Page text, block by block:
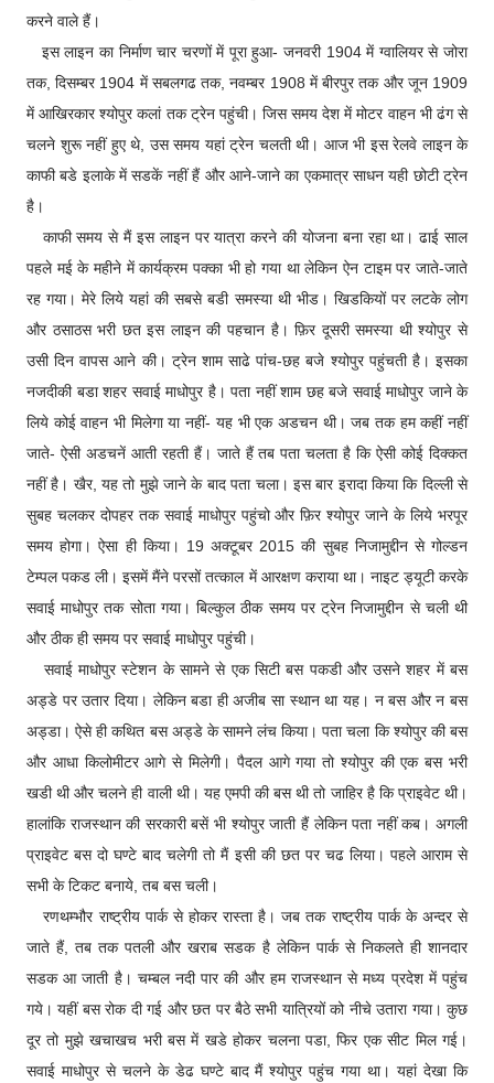
करने वाले हैं।
इस लाइन का निर्माण चार चरणों में पूरा हुआ- जनवरी 1904 में ग्वालियर से जोरा
तक, दिसम्बर 1904 में सबलगढ तक, नवम्बर 1908 में बीरपुर तक और जून 1909
में आखिरकार श्योपुर कलां तक ट्रेन पहुंची। जिस समय देश में मोटर वाहन भी ढंग से
चलने शुरू नहीं हुए थे, उस समय यहां ट्रेन चलती थी। आज भी इस रेलवे लाइन के
काफी बडे इलाके में सडकें नहीं हैं और आने-जाने का एकमात्र साधन यही छोटी ट्रेन
है।
काफी समय से मैं इस लाइन पर यात्रा करने की योजना बना रहा था। ढाई साल
पहले मई के महीने में कार्यक्रम पक्का भी हो गया था लेकिन ऐन टाइम पर जाते-जाते
रह गया। मेरे लिये यहां की सबसे बडी समस्या थी भीड। खिडकियों पर लटके लोग
और ठसाठस भरी छत इस लाइन की पहचान है। फ़िर दूसरी समस्या थी श्योपुर से
उसी दिन वापस आने की। ट्रेन शाम साढे पांच-छह बजे श्योपुर पहुंचती है। इसका
नजदीकी बडा शहर सवाई माधोपुर है। पता नहीं शाम छह बजे सवाई माधोपुर जाने के
लिये कोई वाहन भी मिलेगा या नहीं- यह भी एक अडचन थी। जब तक हम कहीं नहीं
जाते- ऐसी अडचनें आती रहती हैं। जाते हैं तब पता चलता है कि ऐसी कोई दिक्कत
नहीं है। खैर, यह तो मुझे जाने के बाद पता चला। इस बार इरादा किया कि दिल्ली से
सुबह चलकर दोपहर तक सवाई माधोपुर पहुंचो और फ़िर श्योपुर जाने के लिये भरपूर
समय होगा। ऐसा ही किया। 19 अक्टूबर 2015 की सुबह निजामुद्दीन से गोल्डन
टेम्पल पकड ली। इसमें मैंने परसों तत्काल में आरक्षण कराया था। नाइट ड्यूटी करके
सवाई माधोपुर तक सोता गया। बिल्कुल ठीक समय पर ट्रेन निजामुद्दीन से चली थी
और ठीक ही समय पर सवाई माधोपुर पहुंची।
सवाई माधोपुर स्टेशन के सामने से एक सिटी बस पकडी और उसने शहर में बस
अड्डे पर उतार दिया। लेकिन बडा ही अजीब सा स्थान था यह। न बस और न बस
अड्डा। ऐसे ही कथित बस अड्डे के सामने लंच किया। पता चला कि श्योपुर की बस
और आधा किलोमीटर आगे से मिलेगी। पैदल आगे गया तो श्योपुर की एक बस भरी
खडी थी और चलने ही वाली थी। यह एमपी की बस थी तो जाहिर है कि प्राइवेट थी।
हालांकि राजस्थान की सरकारी बसें भी श्योपुर जाती हैं लेकिन पता नहीं कब। अगली
प्राइवेट बस दो घण्टे बाद चलेगी तो मैं इसी की छत पर चढ लिया। पहले आराम से
सभी के टिकट बनाये, तब बस चली।
रणथम्भौर राष्ट्रीय पार्क से होकर रास्ता है। जब तक राष्ट्रीय पार्क के अन्दर से
जाते हैं, तब तक पतली और खराब सडक है लेकिन पार्क से निकलते ही शानदार
सडक आ जाती है। चम्बल नदी पार की और हम राजस्थान से मध्य प्रदेश में पहुंच
गये। यहीं बस रोक दी गई और छत पर बैठे सभी यात्रियों को नीचे उतारा गया। कुछ
दूर तो मुझे खचाखच भरी बस में खडे होकर चलना पडा, फिर एक सीट मिल गई।
सवाई माधोपुर से चलने के डेढ घण्टे बाद मैं श्योपुर पहुंच गया था। यहां देखा कि